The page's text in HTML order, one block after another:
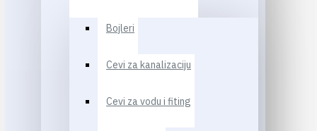
Bojleri
Cevi za kanalizaciju
Cevi za vodu i fiting